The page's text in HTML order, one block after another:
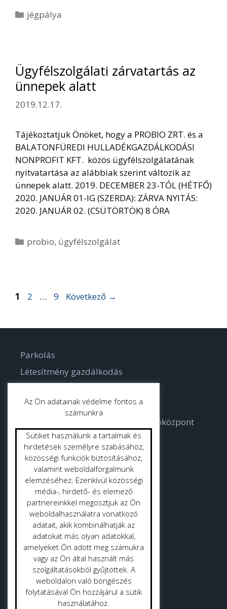
Kategória
jégpálya
Ügyfélszolgálati zárvatartás az
ünnepek alatt
2019.12.17.
Tájékoztatjuk Önöket, hogy a PROBIO ZRT. és a
BALATONFÜREDI HULLADÉKGAZDÁLKODÁSI
NONPROFIT KFT. közös ügyfélszolgálatának
nyitvatartása az alábbiak szerint változik az
ünnepek alatt. 2019. DECEMBER 23-TÓL (HÉTFŐ)
2020. JANUÁR 01-IG (SZERDA): ZÁRVA NYITÁS:
2020. JANUÁR 02. (CSÜTÖRTÖK) 8 ÓRA
Kategória
probio, ügyfélszolgálat
Oldal
1 Oldal
2 … Oldal
9 Következő →
Parkolás
Létesítmény gazdálkodás
Bodorka Balatoni Vízvilág Látogatóközpont
Strandok
Közterület tisztítás
Gyepmester
Vásrácsarnok
Adatvédelmi politika
Adatkezelési tájékoztató
Az Ön adatainak védelme fontos a
számunkra
Sütiket használunk a tartalmak és
hirdetések személyre szabásához,
közösségi funkciók biztosításához,
valamint weboldalforgalmunk
elemzéséhez. Ezenkívül közösségi
média-, hirdető- és elemező
partnereinkkel megosztjuk az Ön
weboldalhasználatra vonatkozó
adatait, akik kombinálhatják az
adatokat más olyan adatokkal,
amelyeket Ön adott meg számukra
vagy az Ön által használt más
szolgáltatásokból gyűjtöttek. A
weboldalon való böngészés
folytatásával Ön hozzájárul a sütik
használatához.